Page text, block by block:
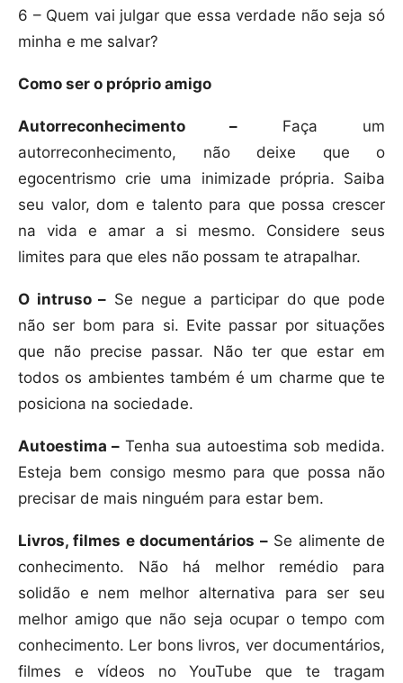
6 – Quem vai julgar que essa verdade não seja só
minha e me salvar?
Como ser o próprio amigo
Autorreconhecimento – Faça um
autorreconhecimento, não deixe que o
egocentrismo crie uma inimizade própria. Saiba
seu valor, dom e talento para que possa crescer
na vida e amar a si mesmo. Considere seus
limites para que eles não possam te atrapalhar.
O intruso – Se negue a participar do que pode
não ser bom para si. Evite passar por situações
que não precise passar. Não ter que estar em
todos os ambientes também é um charme que te
posiciona na sociedade.
Autoestima – Tenha sua autoestima sob medida.
Esteja bem consigo mesmo para que possa não
precisar de mais ninguém para estar bem.
Livros, filmes e documentários –Se alimente de
conhecimento. Não há melhor remédio para
solidão e nem melhor alternativa para ser seu
melhor amigo que não seja ocupar o tempo com
conhecimento. Ler bons livros, ver documentários,
filmes e vídeos no YouTube que te tragam